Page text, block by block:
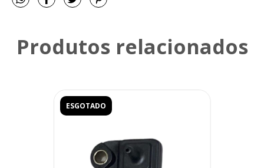
Produtos relacionados
ESGOTADO